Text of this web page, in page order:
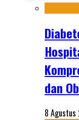
dan
8 Agustus